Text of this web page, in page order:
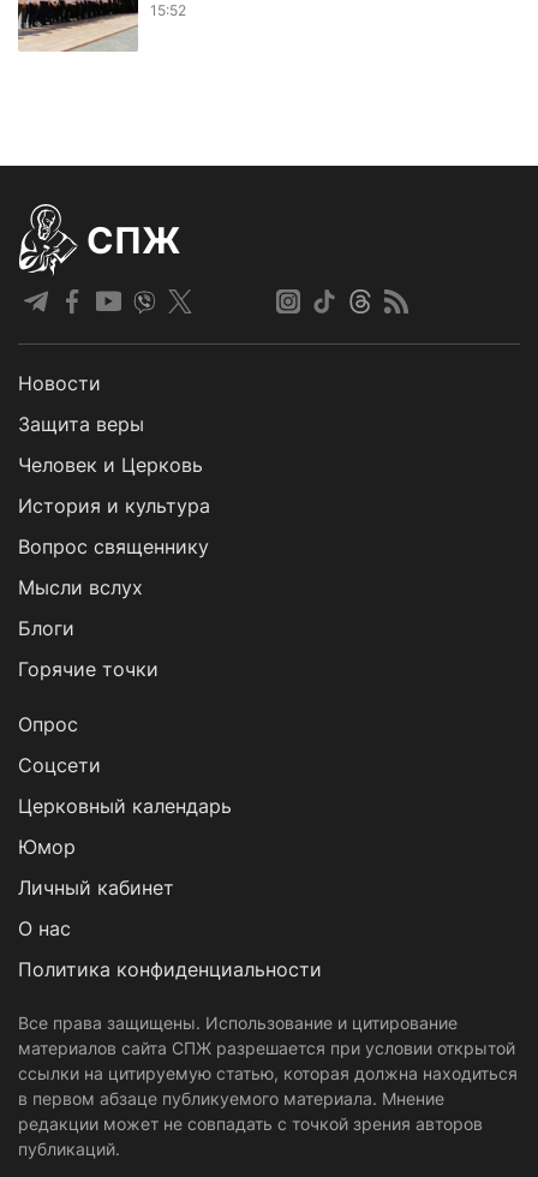
15:52
СПЖ
Новости
Защита веры
Человек и Церковь
История и культура
Вопрос священнику
Мысли вслух
Блоги
Горячие точки
Опрос
Cоцсети
Церковный календарь
Юмор
Личный кабинет
О нас
Политика конфиденциальности
Все права защищены. Использование и цитирование
материалов сайта СПЖ разрешается при условии открытой
ссылки на цитируемую статью, которая должна находиться
в первом абзаце публикуемого материала. Мнение
редакции может не совпадать с точкой зрения авторов
публикаций.